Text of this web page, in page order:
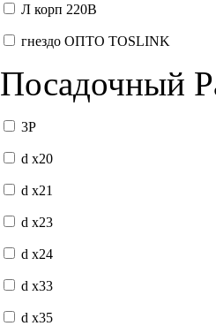
Л корп 220В
гнездо ОПТО TOSLINK
Посадочный
3P
d x20
d x21
d x23
d x24
d x33
d x35